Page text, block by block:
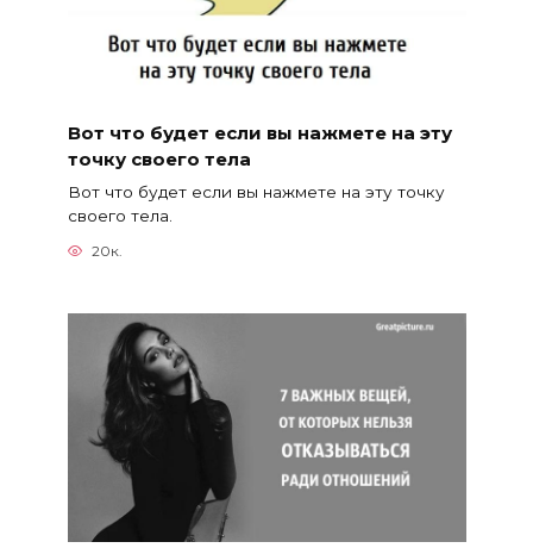
Вот что будет если вы нажмете на эту
точку своего тела
Вот что будет если вы нажмете на эту точку
своего тела.
20к.